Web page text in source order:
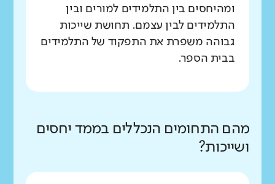
ומהיחסים בין התלמידים למורים ובין
התלמידים לבין עצמם. תחושת שייכות
גבוהה משפרת את התפקוד של התלמידים
בבית הספר.
מהם התחומים הנכללים בממד יחסים
ושייכות?